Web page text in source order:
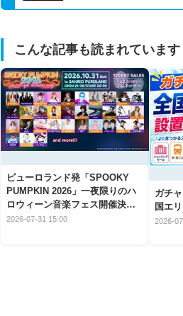
こんな記事も読まれています
ピューロランド発「SPOOKY
PUMPKIN 2026」一夜限りのハ
ロウィーン音楽フェス開催決
定！
2026-07-31 15:00
ガチ
国エ
2026-